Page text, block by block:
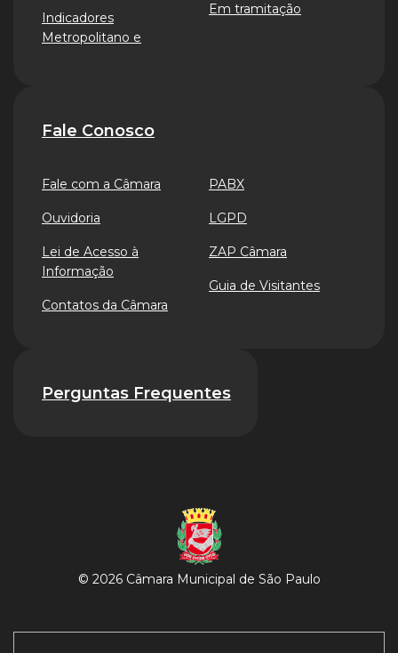
Indicadores
Metropolitano e
Em tramitação
Fale Conosco
Fale com a Câmara
Ouvidoria
Lei de Acesso à
Informação
Contatos da Câmara
PABX
LGPD
ZAP Câmara
Guia de Visitantes
Perguntas Frequentes
© 2026 Câmara Municipal de São Paulo